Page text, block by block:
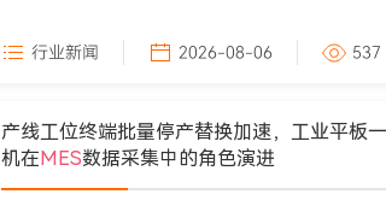
行业新闻 2026-08-06 537
产线工位终端批量停产替换加速，工业平板
机在 MES数据采集中的角色演进